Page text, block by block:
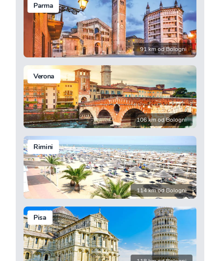
Parma
91 km od Bologni
Verona
106 km od Bologni
Rimini
114 km od Bologni
Pisa